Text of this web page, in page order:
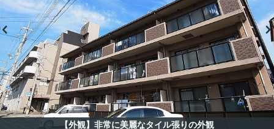
【外観】非常に美麗なタイル張りの外観